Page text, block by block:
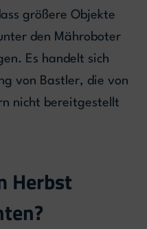
größere Objekte
den Mähroboter
Es handelt sich
von Bastler, die von
nicht bereitgestellt
Herbst